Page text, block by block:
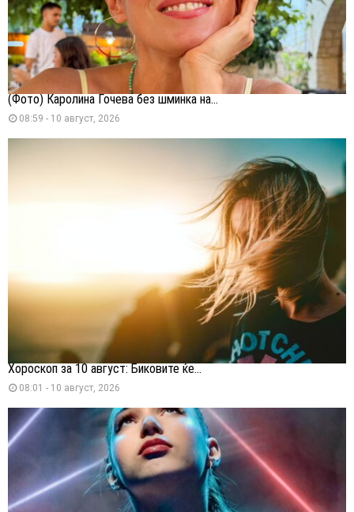
(Фото) Каролина Гочева без шминка на...
08:59 - 10 август, 2026
Хороскоп за 10 август: Биковите ќе...
08:01 - 10 август, 2026